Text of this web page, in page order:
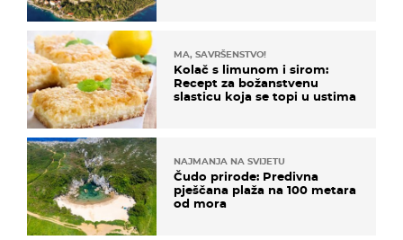
MA, SAVRŠENSTVO!
Kolač s limunom i sirom:
Recept za božanstvenu
slasticu koja se topi u ustima
NAJMANJA NA SVIJETU
Čudo prirode: Predivna
pješčana plaža na 100 metara
od mora